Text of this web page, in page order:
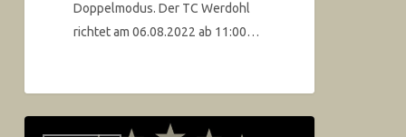
Doppelmodus. Der TC Werdohl
richtet am 06.08.2022 ab 11:00…